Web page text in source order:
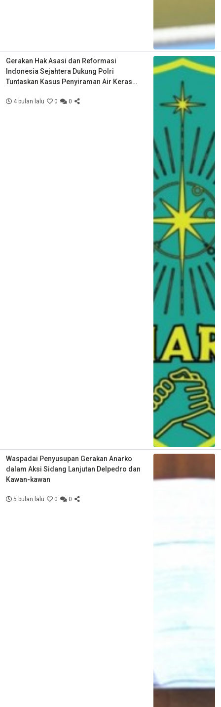
Gerakan Hak Asasi dan Reformasi
Indonesia Sejahtera Dukung Polri
Tuntaskan Kasus Penyiraman Air Keras
4 bulan lalu 0 0
Waspadai Penyusupan Gerakan Anarko
dalam Aksi Sidang Lanjutan Delpedro dan
Kawan-kawan
5 bulan lalu 0 0